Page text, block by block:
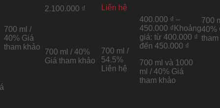
700 ml /
40%Giá
tham khảo
2.100.000 ₫
700 ml / 40%
Giá tham khảo
Liên hệ
700 ml /
54.5%
Liên hệ
400.000 ₫ –
450.000 ₫ Khoảng
giá: từ 400.000 ₫
đến 450.000 ₫
700 ml và 1000
ml / 40% Giá
tham khảo
700
40%